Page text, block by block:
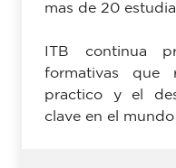
mas de 20
ITB continua
formativas que
practico y el
clave en el